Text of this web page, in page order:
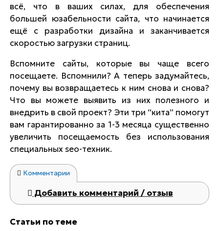
всё, что в ваших силах, для обеспечения
большей юзабельности сайта, что начинается
ещё с разработки дизайна и заканчивается
скоростью загрузки страниц.
Вспомните сайты, которые вы чаще всего
посещаете. Вспомнили? А теперь задумайтесь,
почему вы возвращаетесь к ним снова и снова?
Что вы можете выявить из них полезного и
внедрить в свой проект? Эти три “кита” помогут
вам гарантированно за 1-3 месяца существенно
увеличить посещаемость без использования
специальных seo-техник.
Комментарии
Добавить комментарий / отзыв
Статьи по теме